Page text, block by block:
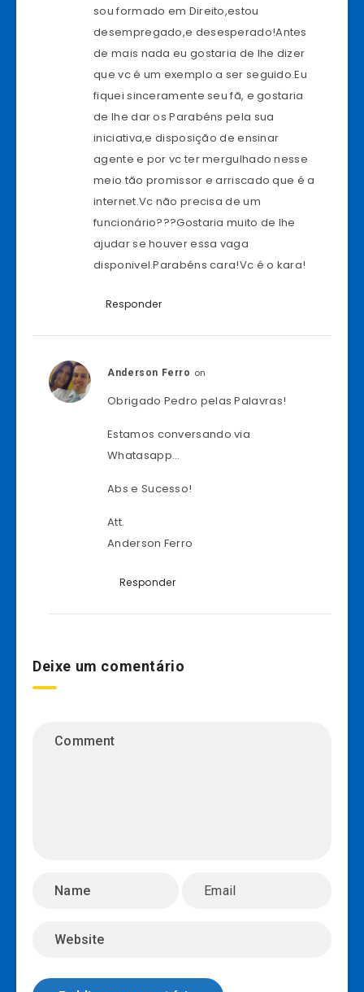
sou formado em Direito,estou
desempregado,e desesperado!Antes
de mais nada eu gostaria de lhe dizer
que vc é um exemplo a ser seguido.Eu
fiquei sinceramente seu fã, e gostaria
de lhe dar os Parabéns pela sua
iniciativa,e disposição de ensinar
agente e por vc ter mergulhado nesse
meio tão promissor e arriscado que é a
internet.Vc não precisa de um
funcionário???Gostaria muito de lhe
ajudar se houver essa vaga
disponivel.Parabéns cara!Vc é o kara!
Responder
Anderson Ferro on
Obrigado Pedro pelas Palavras!
Estamos conversando via
Whatasapp…
Abs e Sucesso!
Att.
Anderson Ferro
Responder
Deixe um comentário